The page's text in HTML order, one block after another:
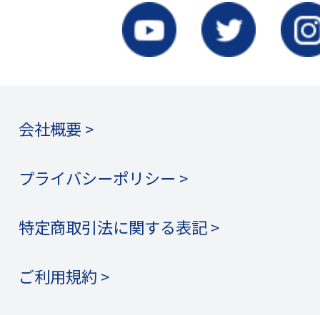
会社概要 >
プライバシーポリシー >
特定商取引法に関する表記 >
ご利用規約 >